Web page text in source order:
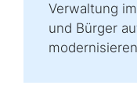
Verwaltung
und Bürger